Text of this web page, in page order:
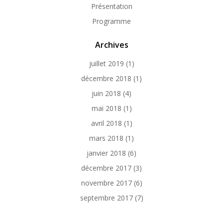
Présentation
Programme
Archives
juillet 2019 (1)
décembre 2018 (1)
juin 2018 (4)
mai 2018 (1)
avril 2018 (1)
mars 2018 (1)
janvier 2018 (6)
décembre 2017 (3)
novembre 2017(6)
septembre 2017(7)